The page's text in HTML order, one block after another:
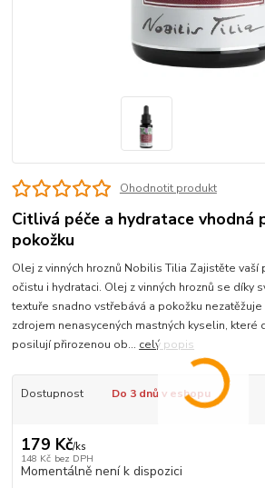
Ohodnotit produkt
Citlivá péče a hydratace vhodná
pokožku
Olej z vinných hroznů Nobilis Tilia Zajistěte vaší
očistu i hydrataci. Olej z vinných hroznů se díky
textuře snadno vstřebává a pokožku nezatěžuje
zdrojem nenasycených mastných kyselin, které
posilují přirozenou ob... celý popis
Dostupnost Do 3 dnů v eshopu
179 Kč/ks
148 Kč bez DPH
Momentálně není k dispozici